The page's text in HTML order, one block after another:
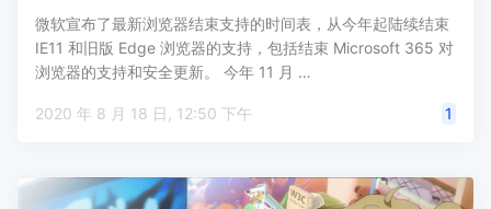
微软宣布了最新浏览器结束支持的时间表，从今年起陆续结束
IE11 和旧版 Edge 浏览器的支持，包括结束 Microsoft 365 对
浏览器的支持和安全更新。 今年 11 月 …
2020 年 8 月 18 日, 12:50 下午 1